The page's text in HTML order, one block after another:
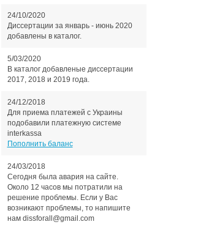
24/10/2020
Диссертации за январь - июнь 2020
добавлены в каталог.
5/03/2020
В каталог добавленые диссертации
2017, 2018 и 2019 года.
24/12/2018
Для приема платежей с Украины
подобавили платежную системе
interkassa
Пополнить баланс
24/03/2018
Сегодня была авария на сайте.
Около 12 часов мы потратили на
решение проблемы. Если у Вас
возникают проблемы, то напишите
нам dissforall@gmail.com